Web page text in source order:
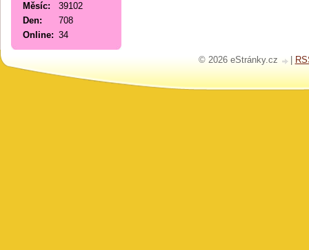
Online: 34
Měsíc:
39102
Den:
708
© 2026 eStránky.cz